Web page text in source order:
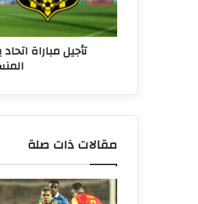
الاتحاد
المنستيري
تأجيل مباراة
مقالات ذات صلة